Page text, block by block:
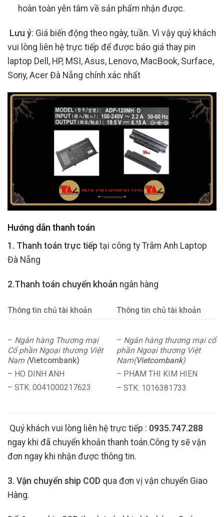
hoàn toàn yên tâm về sản phẩm nhận được.
Lưu ý: Giá biến động theo ngày, tuần. Vì vậy quý khách
vui lòng liên hệ trực tiếp để được báo giá thay pin
laptop Dell, HP, MSI, Asus, Lenovo, MacBook, Surface,
Sony, Acer Đà Nẵng chính xác nhất
Hướng dẫn thanh toán
1. Thanh toán trực tiếp tại công ty Trâm Anh Laptop
Đà Nẵng
2.Thanh toán chuyển khoản ngân hàng
Thông tin chủ tài khoản Thông tin chủ tài khoản
– Ngân hàng Thương mại
Cổ phần Ngoại thương Việt
Nam (Vietcombank)
– HO DINH ANH
– STK: 0041000217623
– Ngân hàng thương mại cổ
phần Ngoại thương Việt
Nam(Vietcombank)
– PHAM THI KIM HIEN
– STK: 1016381733
Quý khách vui lòng liên hệ trực tiếp : 0935.747.288
ngay khi đã chuyển khoản thanh toán.Công ty sẽ vận
đơn ngay khi nhận được thông tin.
3. Vận chuyển ship COD qua đơn vị vận chuyển Giao
Hàng.